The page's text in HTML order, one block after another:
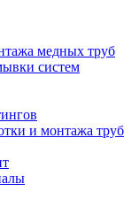
медных труб
систем
и монтажа труб